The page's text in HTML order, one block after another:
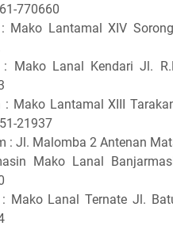
770660
Mako Lantamal XIV
: Mako Lanal Kendari Jl.
: Mako Lantamal XIII
21937
: Jl. Malomba 2 Antenan
Mako Lanal
: Mako Lanal Ternate Jl.